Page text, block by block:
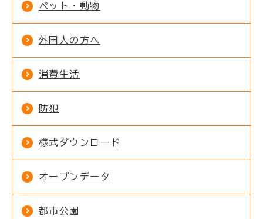
ペット・動物
外国人の方へ
消費生活
防犯
様式ダウンロード
オープンデータ
都市公園